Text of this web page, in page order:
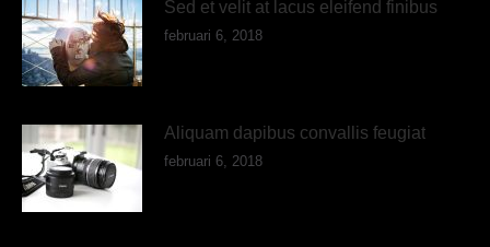
Sed et velit at lacus eleifend finibus
februari 6, 2018
Aliquam dapibus convallis feugiat
februari 6, 2018